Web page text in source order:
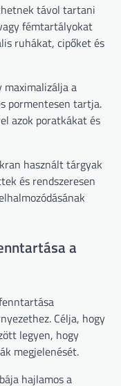
távol tartani
fémtartályokat
ruhákat, cipőket és
maximalizálja a
pormentesen tartja.
azok poratkákat és
használt tárgyak
és rendszeresen
a
Célja, hogy
legyen, hogy
megjelenését.
hajlamos a